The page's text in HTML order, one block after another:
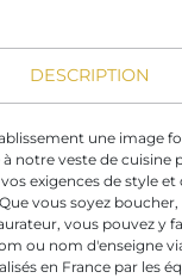
DESCRIPTION
une image
notre veste de cuisine
exigences de style
vous soyez
vous pouvez y
ou nom d'enseigne
en France par les